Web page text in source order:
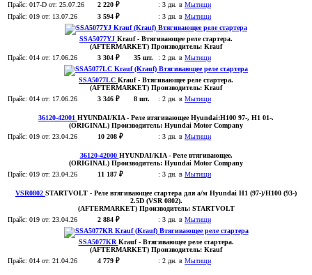
Прайс: 017-D от: 25.07.26 2 220 ₽ : 3 дн. в Мытищи
Прайс: 019 от: 13.07.26 3 594 ₽ : 3 дн. в Мытищи
SSA5077YJ Krauf- Втягивающее реле стартера.
(AFTERMARKET) Производитель: Krauf
Прайс: 014 от: 17.06.26 3 304 ₽ 35 шт. : 2 дн. в Мытищи
SSA5077LC Krauf- Втягивающее реле стартера.
(AFTERMARKET) Производитель: Krauf
Прайс: 014 от: 17.06.26 3 346 ₽ 8 шт. : 2 дн. в Мытищи
36120-42001 HYUNDAI/KIA- Реле втягивающее Hyundai:H100 97-, H1 01-.
(ORIGINAL) Производитель: Hyundai Motor Company
Прайс: 019 от: 23.04.26 10 208 ₽ : 3 дн. в Мытищи
36120-42000 HYUNDAI/KIA- Реле втягивающее.
(ORIGINAL) Производитель: Hyundai Motor Company
Прайс: 019 от: 23.04.26 11 187 ₽ : 3 дн. в Мытищи
VSR0802 STARTVOLT - Реле втягивающее стартера для а/м Hyundai H1 (97-)/H100 (93-)
2.5D (VSR 0802).
(AFTERMARKET)Производитель: STARTVOLT
Прайс: 019 от: 23.04.26 2 884 ₽ : 3 дн. в Мытищи
SSA5077KRKrauf- Втягивающее реле стартера.
(AFTERMARKET) Производитель: Krauf
Прайс: 014 от: 21.04.26 4 779 ₽ : 2 дн. в Мытищи